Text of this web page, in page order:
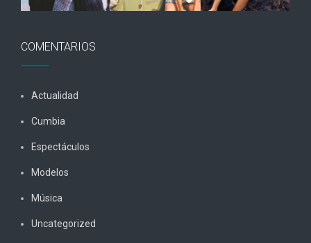
COMENTARIOS
Actualidad
Cumbia
Espectáculos
Modelos
Música
Uncategorized